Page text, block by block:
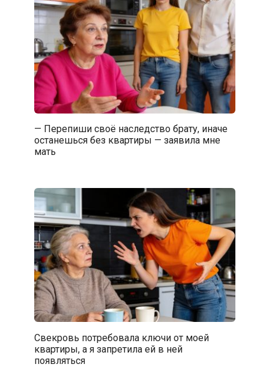
— Перепиши своё наследство брату, иначе
останешься без квартиры — заявила мне
мать
Свекровь потребовала ключи от моей
квартиры, а я запретила ей в ней
появляться